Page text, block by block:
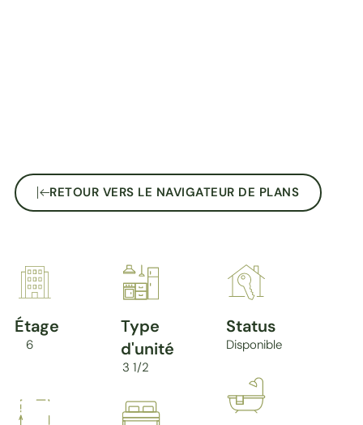
RETOUR VERS LE NAVIGATEUR DE PLANS
Étage
6
Type
d'unité
3 1/2
Status
Disponible